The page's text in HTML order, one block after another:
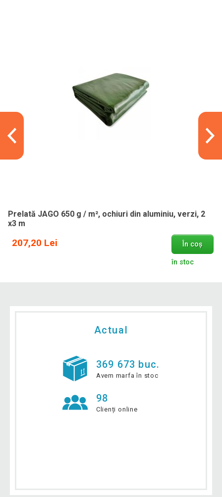
Prelată JAGO 650 g / m², ochiuri din aluminiu, verzi, 2
x3 m
207,20 Lei În coș
în stoc
Actual
369 673 buc.
Avem marfa în stoc
98
Clienți online